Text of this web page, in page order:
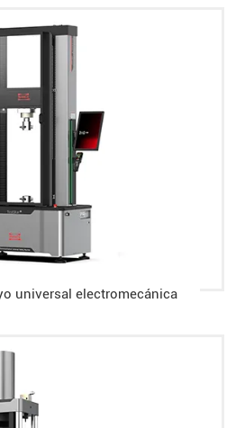
universal electromecánica